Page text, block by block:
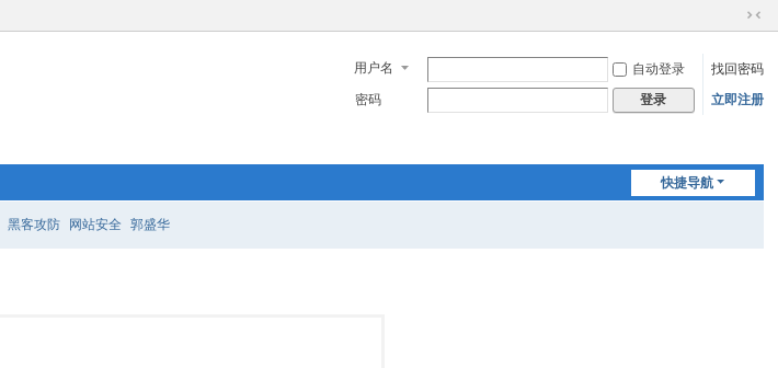
切
到
窄
用户名 自动登录
找回密码
密码
登录 立即注册
快捷导航
黑客攻防 网站安全 郭盛华